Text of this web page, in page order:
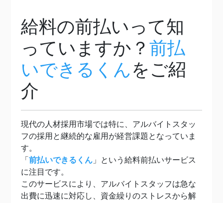
給料の前払いって知
っていますか？ 前払
いできるくんをご紹
介
現代の人材採用市場では特に、アルバイトスタッ
フの採用と継続的な雇用が経営課題となっていま
す。
「 前払いできるくん 」という給料前払いサービス
に注目です。
このサービスにより、アルバイトスタッフは急な
出費に迅速に対応し、資金繰りのストレスから解